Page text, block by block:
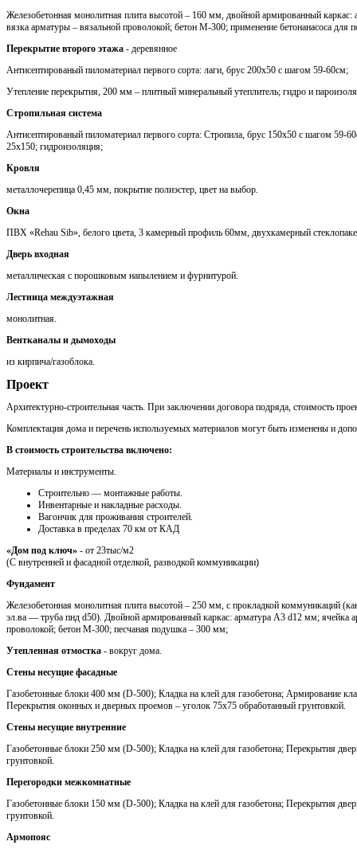
Железобетонная монолитная плита высотой – 160 мм, двойной армированный
вязка арматуры – вязальной проволокой; бетон М-300; применение бетонанасоса для
Перекрытие второго этажа - деревянное
Антисептированый пиломатериал первого сорта: лаги, брус 200х50 с шагом 59-60см;
Утепление перекрытия, 200 мм – плитный минеральный утеплитель; гидро и
Стропильная система
Антисептированый пиломатериал первого сорта: Стропила, брус 150х50 с шагом 59-
25х150; гидроизоляция;
Кровля
металлочерепица 0,45 мм, покрытие полиэстер, цвет на выбор.
Окна
ПВХ «Rehau Sib», белого цвета, 3 камерный профиль 60мм, двухкамерный
Дверь входная
металлическая с порошковым напылением и фурнитурой.
Лестница междуэтажная
монолитная.
Вентканалы и дымоходы
из кирпича/газоблока.
Проект
Архитектурно-строительная часть. При заключении договора подряда, стоимость
Комплектация дома и перечень используемых материалов могут быть изменены и
В стоимость строительства включено:
Материалы и инструменты.
Cтроительно — монтажные работы.
Инвентарные и накладные расходы.
Вагончик для проживания строителей.
Доставка в пределах 70 км от КАД
«Дом под ключ» - от 23тыс/м2
(С внутренней и фасадной отделкой, разводкой коммуникации)
Фундамент
Железобетонная монолитная плита высотой – 250 мм, с прокладкой коммуникаций
эл.ва — труба пнд d50). Двойной армированный каркас: арматура A3 d12 мм; ячейка
проволокой; бетон М-300; песчаная подушка – 300 мм;
Утепленная отмостка - вокруг дома.
Стены несущие фасадные
Газобетонные блоки 400 мм (D-500); Кладка на клей для газобетона; Армирование
Перекрытия оконных и дверных проемов – уголок 75х75 обработанный грунтовкой.
Стены несущие внутренние
Газобетонные блоки 250 мм (D-500); Кладка на клей для газобетона; Перекрытия
грунтовкой.
Перегородки межкомнатные
Газобетонные блоки 150 мм (D-500); Кладка на клей для газобетона; Перекрытия
грунтовкой.
Армопояс